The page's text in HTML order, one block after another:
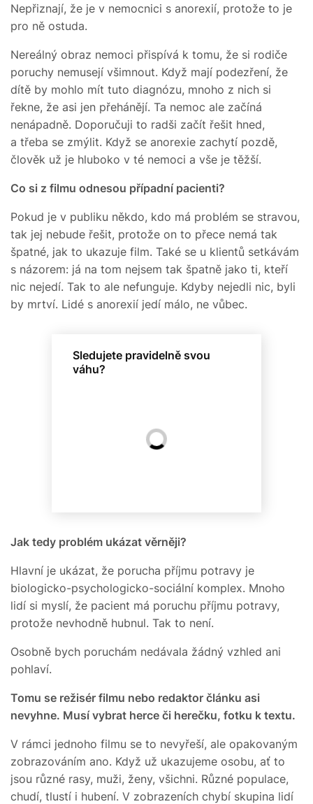
Nepřiznají, že je v nemocnici s anorexií, protože to je
pro ně ostuda.
Nereálný obraz nemoci přispívá k tomu, že si rodiče
poruchy nemusejí všimnout. Když mají podezření, že
dítě by mohlo mít tuto diagnózu, mnoho z nich si
řekne, že asi jen přehánějí. Ta nemoc ale začíná
nenápadně. Doporučuji to radši začít řešit hned,
a třeba se zmýlit. Když se anorexie zachytí pozdě,
člověk už je hluboko v té nemoci a vše je těžší.
Co si z filmu odnesou případní pacienti?
Pokud je v publiku někdo, kdo má problém se stravou,
tak jej nebude řešit, protože on to přece nemá tak
špatné, jak to ukazuje film. Také se u klientů setkávám
s názorem: já na tom nejsem tak špatně jako ti, kteří
nic nejedí. Tak to ale nefunguje. Kdyby nejedli nic, byli
by mrtví. Lidé s anorexií jedí málo, ne vůbec.
Sledujete pravidelně svou
váhu?
Jak tedy problém ukázat věrněji?
Hlavní je ukázat, že porucha příjmu potravy je
biologicko-psychologicko-sociální komplex. Mnoho
lidí si myslí, že pacient má poruchu příjmu potravy,
protože nevhodně hubnul. Tak to není.
Osobně bych poruchám nedávala žádný vzhled ani
pohlaví.
Tomu se režisér filmu nebo redaktor článku asi
nevyhne. Musí vybrat herce či herečku, fotku k textu.
V rámci jednoho filmu se to nevyřeší, ale opakovaným
zobrazováním ano. Když už ukazujeme osobu, ať to
jsou různé rasy, muži, ženy, všichni. Různé populace,
chudí, tlustí i hubení. V zobrazeních chybí skupina lidí